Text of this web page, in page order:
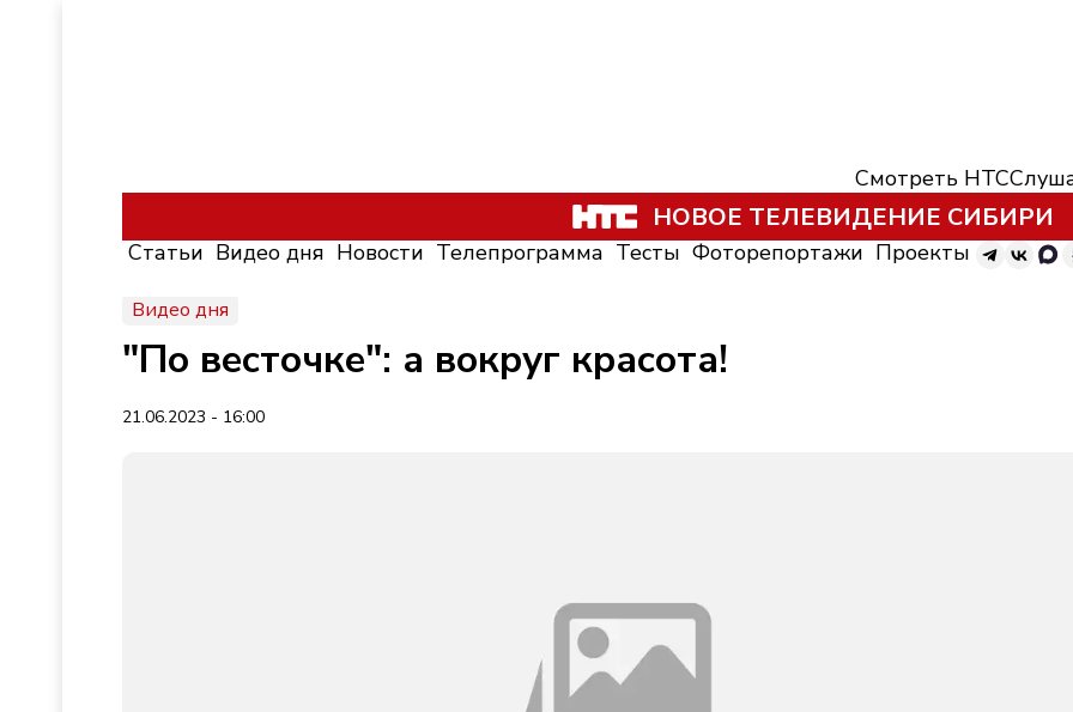
Смотреть НТС
НОВОЕ ТЕЛЕВИДЕНИЕ СИБИРИ
Статьи Видео дня Новости Телепрограмма Тесты Фоторепортажи Проекты
Видео дня
"По весточке": а вокруг красота!
21.06.2023 - 16:00